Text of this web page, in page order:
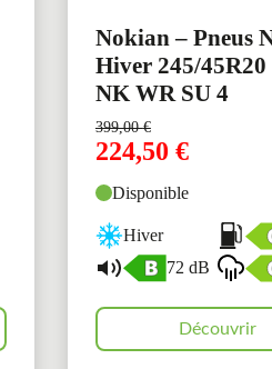
Nokian – Pneus
Hiver 245/45R20
NK WR SU 4
399,00€
224,50 €
Disponible
Hiver
72 dB
Découvrir